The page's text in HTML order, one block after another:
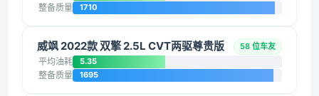
整备质量 1710
威飒 2022款 双擎 2.5L CVT两驱尊贵版 58 位车友
平均油耗 5.35
整备质量 1695